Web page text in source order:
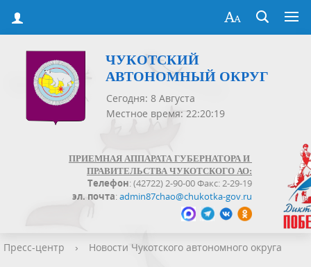
ЧУКОТСКИЙ
АВТОНОМНЫЙ ОКРУГ
Сегодня: 8 Августа
Местное время: 22:20:20
ПРИЕМНАЯ АППАРАТА ГУБЕРНАТОРА И
ПРАВИТЕЛЬСТВА ЧУКОТСКОГО АО:
Телефон: (42722) 2-90-00 Факс: 2-29-19
эл. почта:admin87chao@chukotka-gov.ru
Пресс-центр › Новости Чукотского автономного округа